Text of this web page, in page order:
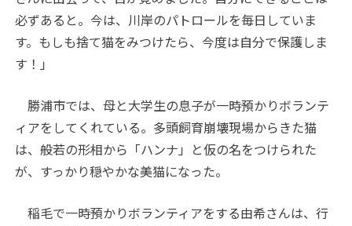
必ずあると。今は、川岸のパトロールを毎日していま
す。もしも捨て猫をみつけたら、今度は自分で保護しま
す！」
勝浦市では、母と大学生の息子が一時預かりボランテ
ィアをしてくれている。多頭飼育崩壊現場からきた猫
は、般若の形相から「ハンナ」と仮の名をつけられた
が、すっかり穏やかな美猫になった。
稲毛で一時預かりボランティアをする由希さんは、行